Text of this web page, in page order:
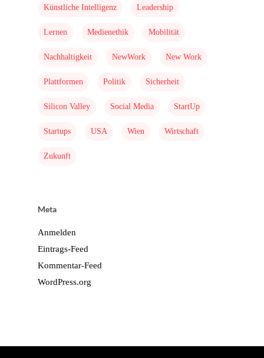
Künstliche Intelligenz Leadership
Lernen Medienethik Mobilität
Nachhaltigkeit NewWork New Work
Plattformen Politik Sicherheit
Silicon Valley Social Media StartUp
Startups USA Wien Wirtschaft
Zukunft
Meta
Anmelden
Eintrags-Feed
Kommentar-Feed
WordPress.org